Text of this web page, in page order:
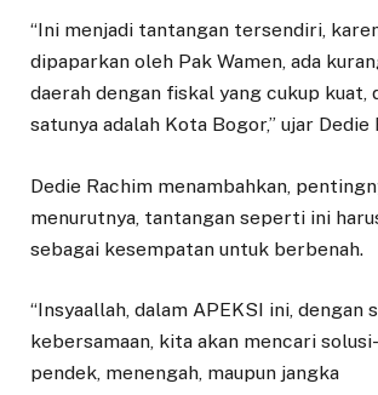
“Ini menjadi tantangan tersendiri,
dipaparkan oleh Pak Wamen, ada
daerah dengan fiskal yang cukup kuat,
satunya adalah Kota Bogor,” ujar Dedie
Dedie Rachim menambahkan,
menurutnya, tantangan seperti ini
sebagai kesempatan untuk berbenah.
“Insyaallah, dalam APEKSI ini, dengan
kebersamaan, kita akan mencari
pendek, menengah, maupun jangka